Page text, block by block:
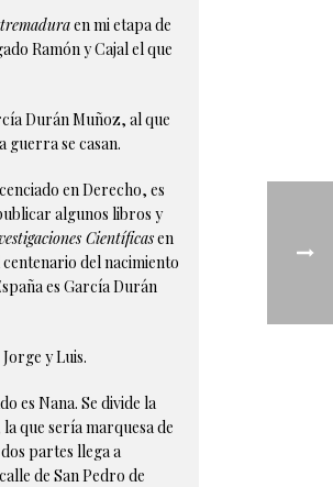
en mi etapa de
Ramón y Cajal el que
Durán Muñoz, al que
guerra se casan.
en Derecho, es
algunos libros y
Científicasen
del nacimiento
es García Durán
y Luis.
es Nana. Se divide la
que sería marquesa de
partes llega a
de San Pedro de